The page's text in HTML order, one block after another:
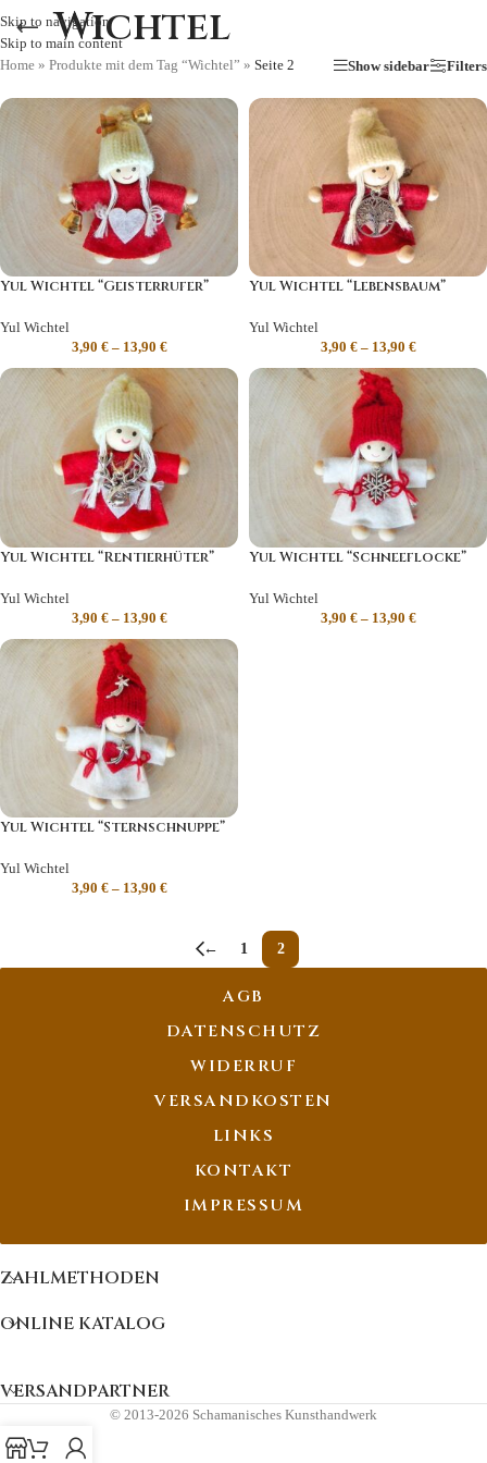
Skip to navigation
Skip to main content
Wichtel
Home » Produkte mit dem Tag “Wichtel” » Seite 2 Show sidebar Filters
Yul Wichtel “Geisterrufer”
Yul Wichtel
3,90 €– 13,90 €
Yul Wichtel “Lebensbaum”
Yul Wichtel
3,90 €– 13,90 €
Yul Wichtel “Rentierhüter”
Yul Wichtel
3,90 €– 13,90 €
Yul Wichtel “Schneeflocke”
Yul Wichtel
3,90 €– 13,90 €
Yul Wichtel “Sternschnuppe”
Yul Wichtel
3,90 €– 13,90 €
← 1 2
AGB
DATENSCHUTZ
WIDERRUF
VERSANDKOSTEN
LINKS
KONTAKT
IMPRESSUM
ZAHLMETHODEN
ONLINE KATALOG
VERSANDPARTNER
© 2013-2026 Schamanisches Kunsthandwerk